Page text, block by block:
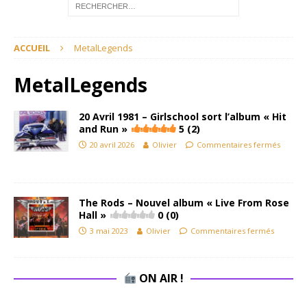
ACCUEIL MetalLegends
MetalLegends
20 Avril 1981 – Girlschool sort l’album « Hit
and Run »
5 (2)
20 avril 2026 Olivier Commentaires fermés
The Rods – Nouvel album « Live From Rose
Hall »
0 (0)
3 mai 2023 Olivier Commentaires fermés
ON AIR !